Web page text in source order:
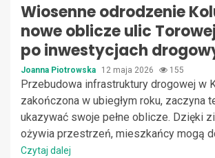
Wiosenne odrodzenie
nowe oblicze ulic
po inwestycjach
Joanna Piotrowska 12 maja 2026 155
Przebudowa infrastruktury drogowej w
zakończona w ubiegłym roku, zaczyna
ukazywać swoje pełne oblicze. Dzięki
ożywia przestrzeń, mieszkańcy mogą
Czytaj dalej